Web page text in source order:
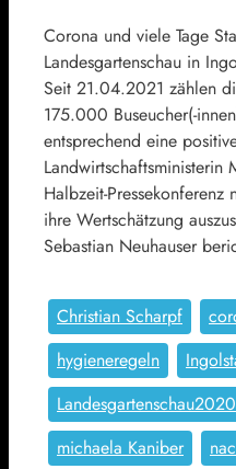
Corona und viele Tage
Landesgartenschau in
Seit 21.04.2021 zählen
175.000 Buseucher(-
entsprechend eine
Landwirtschaftsministerin
Halbzeit-
ihre Wertschätzung
Sebastian Neuhauser
Christian Scharpf
hygieneregeln
Landesgartenschau2020
michaela Kaniber